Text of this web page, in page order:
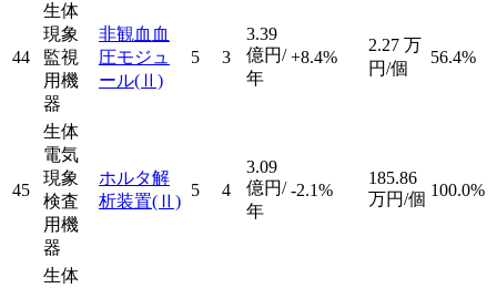
44
生体
現象
監視
用機
器
非観血血
圧モジュ
ール(Ⅱ)
5 3
3.39
億円/
年
+8.4%
2.27 万
円/個
56.4%
45
生体
電気
現象
検査
用機
器
ホルタ解
析装置(Ⅱ)
5 4
3.09
億円/
年
-2.1%
185.86
万円/個 100.0%
生体